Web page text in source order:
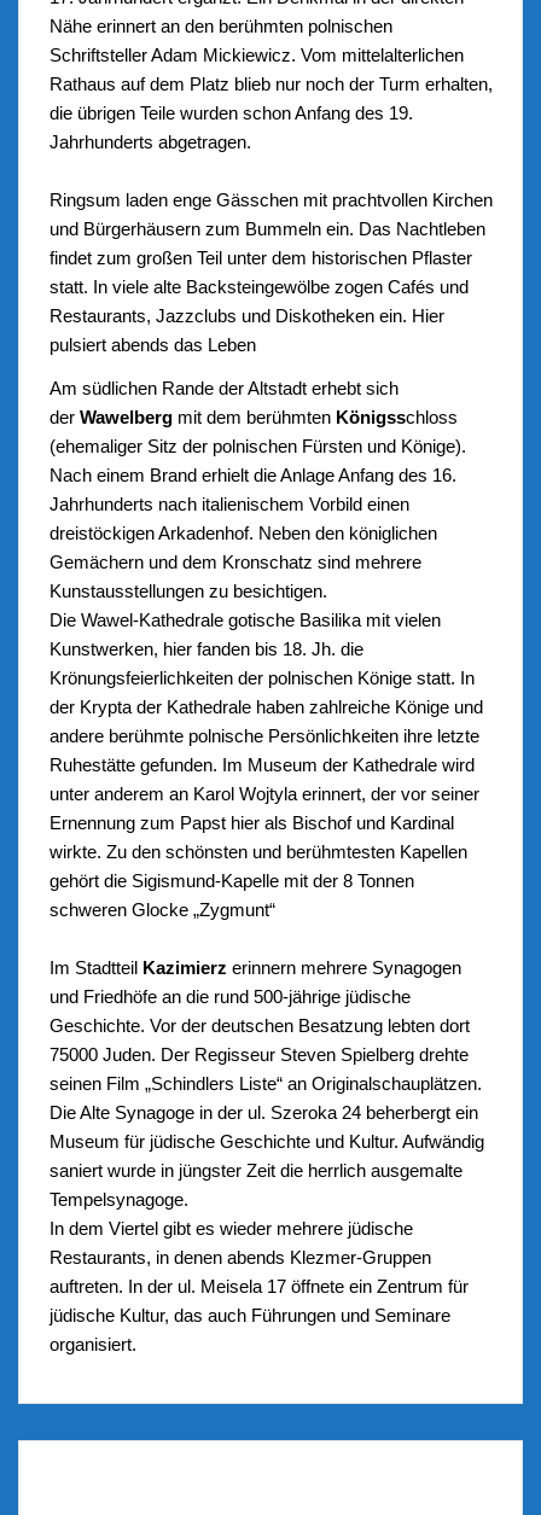
Nähe erinnert an den berühmten polnischen
Schriftsteller Adam Mickiewicz. Vom mittelalterlichen
Rathaus auf dem Platz blieb nur noch der Turm erhalten,
die übrigen Teile wurden schon Anfang des 19.
Jahrhunderts abgetragen.
Ringsum laden enge Gässchen mit prachtvollen Kirchen
und Bürgerhäusern zum Bummeln ein. Das Nachtleben
findet zum großen Teil unter dem historischen Pflaster
statt. In viele alte Backsteingewölbe zogen Cafés und
Restaurants, Jazzclubs und Diskotheken ein. Hier
pulsiert abends das Leben
Am südlichen Rande der Altstadt erhebt sich
der Wawelbergmit dem berühmtenKönigsschloss
(ehemaliger Sitz der polnischen Fürsten und Könige).
Nach einem Brand erhielt die Anlage Anfang des 16.
Jahrhunderts nach italienischem Vorbild einen
dreistöckigen Arkadenhof. Neben den königlichen
Gemächern und dem Kronschatz sind mehrere
Kunstausstellungen zu besichtigen.
Die Wawel-Kathedrale gotische Basilika mit vielen
Kunstwerken, hier fanden bis 18. Jh. die
Krönungsfeierlichkeiten der polnischen Könige statt. In
der Krypta der Kathedrale haben zahlreiche Könige und
andere berühmte polnische Persönlichkeiten ihre letzte
Ruhestätte gefunden. Im Museum der Kathedrale wird
unter anderem an Karol Wojtyla erinnert, der vor seiner
Ernennung zum Papst hier als Bischof und Kardinal
wirkte. Zu den schönsten und berühmtesten Kapellen
gehört die Sigismund-Kapelle mit der 8 Tonnen
schweren Glocke „Zygmunt“
Im Stadtteil Kazimierz erinnern mehrere Synagogen
und Friedhöfe an die rund 500-jährige jüdische
Geschichte. Vor der deutschen Besatzung lebten dort
75000 Juden. Der Regisseur Steven Spielberg drehte
seinen Film „Schindlers Liste“ an Originalschauplätzen.
Die Alte Synagoge in der ul. Szeroka 24 beherbergt ein
Museum für jüdische Geschichte und Kultur. Aufwändig
saniert wurde in jüngster Zeit die herrlich ausgemalte
Tempelsynagoge.
In dem Viertel gibt es wieder mehrere jüdische
Restaurants, in denen abends Klezmer-Gruppen
auftreten. In der ul. Meisela 17 öffnete ein Zentrum für
jüdische Kultur, das auch Führungen und Seminare
organisiert.